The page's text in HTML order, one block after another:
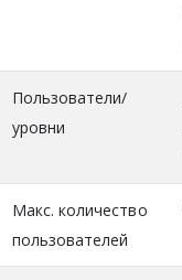
Пользователи/
уровни
Макс. количество
пользователей